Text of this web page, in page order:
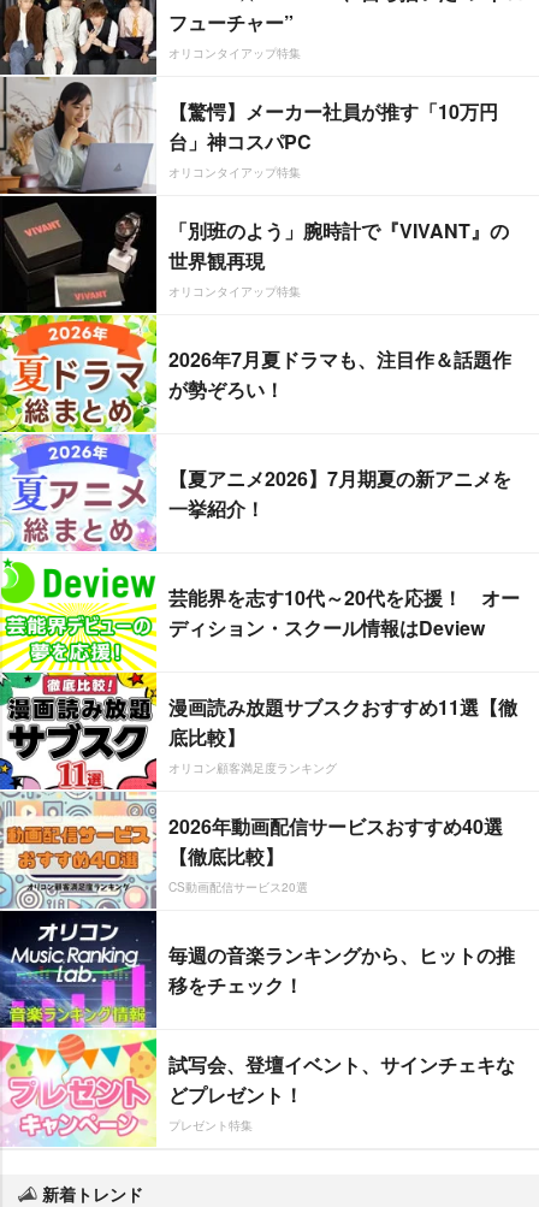
フューチャー”
オリコンタイアップ特集
【驚愕】メーカー社員が推す「10万円
台」神コスパPC
オリコンタイアップ特集
「別班のよう」腕時計で『VIVANT』の
世界観再現
オリコンタイアップ特集
2026年7月夏ドラマも、注目作＆話題作
が勢ぞろい！
【夏アニメ2026】7月期夏の新アニメを
一挙紹介！
芸能界を志す10代～20代を応援！ オー
ディション・スクール情報はDeview
漫画読み放題サブスクおすすめ11選【徹
底比較】
オリコン顧客満足度ランキング
2026年動画配信サービスおすすめ40選
【徹底比較】
CS動画配信サービス20選
毎週の音楽ランキングから、ヒットの推
移をチェック！
試写会、登壇イベント、サインチェキな
どプレゼント！
プレゼント特集
新着トレンド